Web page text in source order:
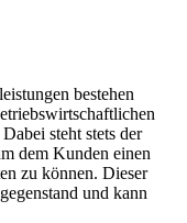
bestehen
steht stets der
dem Kunden einen
zu können. Dieser
und kann